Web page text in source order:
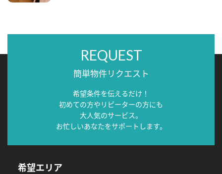
REQUEST
簡単物件リクエスト
希望条件を伝えるだけ！
初めての方やリピーターの方にも
大人気のサービス。
お忙しいあなたをサポートします。
希望エリア